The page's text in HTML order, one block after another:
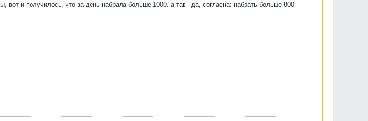
вот и получилось, что за день набрала больше 1000. а так - да, согласна: набрать больше 800